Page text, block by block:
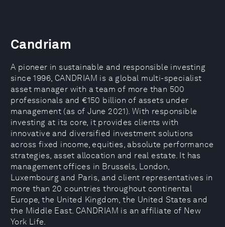
Candriam
A pioneer in sustainable and responsible investing
since 1996, CANDRIAM is a global multi-specialist
asset manager with a team of more than 500
professionals and €150 billion of assets under
management (as of June 2021). With responsible
investing at its core, it provides clients with
innovative and diversified investment solutions
across fixed income, equities, absolute performance
strategies, asset allocation and real estate. It has
management offices in Brussels, London,
Luxembourg and Paris, and client representatives in
more than 20 countries throughout continental
Europe, the United Kingdom, the United States and
the Middle East. CANDRIAM is an affiliate of New
York Life.